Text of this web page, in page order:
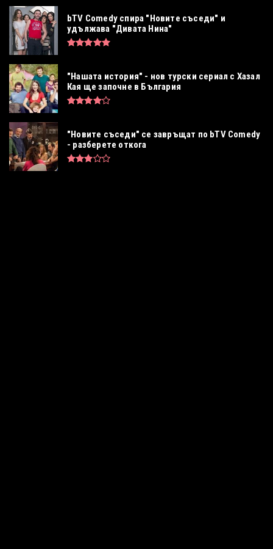
bTV Comedy спира "Новите съседи" и
удължава "Дивата Нина"
"Нашата история" - нов турски сериал с Хазал
Кая ще започне в България
"Новите съседи" се завръщат по bTV Comedy
- разберете откога